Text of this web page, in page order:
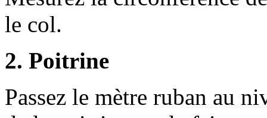
le col.
2. Poitrine
Passez le mètre ruban au